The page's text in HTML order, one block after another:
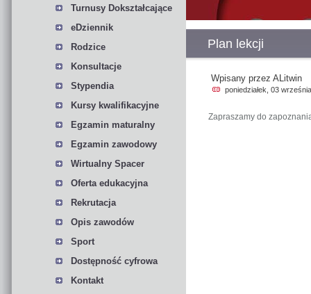
Turnusy Dokształcające
eDziennik
Rodzice
Konsultacje
Stypendia
Kursy kwalifikacyjne
Egzamin maturalny
Egzamin zawodowy
Wirtualny Spacer
Oferta edukacyjna
Rekrutacja
Opis zawodów
Sport
Dostępność cyfrowa
Kontakt
Plan lekcji
Wpisany przez ALitwin
poniedziałek, 03
Zapraszamy do